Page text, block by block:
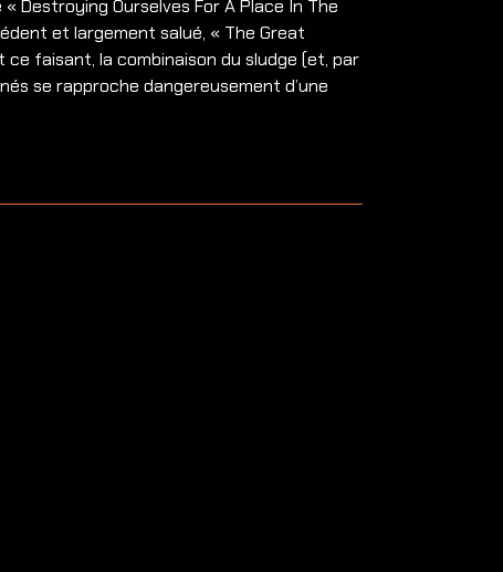
Destroying Ourselves For A Place In The
et largement salué, « The Great
faisant, la combinaison du sludge (et, par
se rapproche dangereusement d’une